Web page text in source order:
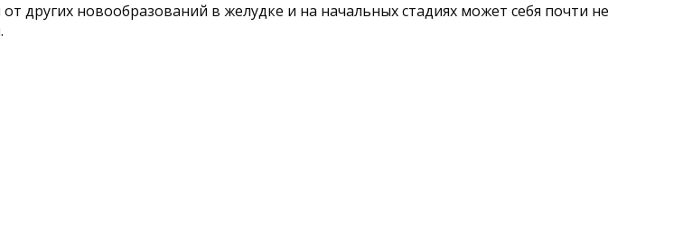
других новообразований в желудке и на начальных стадиях может себя почти не